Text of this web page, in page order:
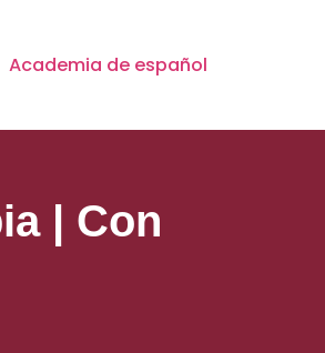
Academia de español
| Con